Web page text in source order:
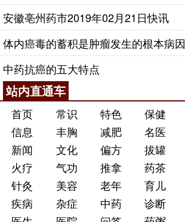
安徽亳州药市2019年02月21日快讯
体内癌毒的蓄积是肿瘤发生的根本病因
中药抗癌的五大特点
站内直通车
首页 常识 特色 保健
信息
丰胸 减肥 名医
新闻
文化 偏方 拔罐
火疗
气功 推拿 药茶
针灸
美容 老年 育儿
疾病
杂症 中药 诊断